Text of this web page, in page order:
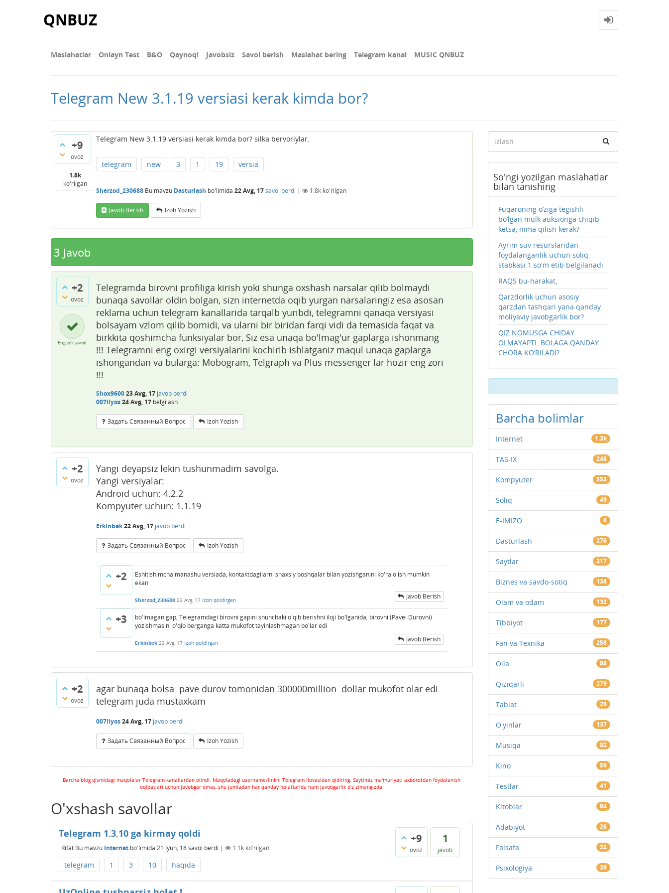
QNBUZ
Maslahatlar Onlayn Test В&О Qaynoq! Javobsiz Savol berish Maslahat bering Telegram kanal MUSIC QNBUZ
Telegram New 3.1.19 versiasi kerak kimda bor?
+9
ovoz
1.8k
ko'rilgan
Telegram New 3.1.19 versiasi kerak kimda bor? silka bervoriylar.
telegram new 3 1 19 versia
Sherzod_230688 Bu mavzu Dasturlash bo'limida 22 Avg, 17savol berdi | 1.8k ko'rilgan
Javob Berish Izoh Yozish
3 Javob
+2
ovoz
Eng zo'r javob
Telegramda birovni profiliga kirish yoki shunga oxshash narsalar qilib bolmaydi
bunaqa savollar oldin bolgan, sizn internetda oqib yurgan narsalaringiz esa asosan
reklama uchun telegram kanallarida tarqalb yuribdi, telegramni qanaqa versiyasi
bolsayam vzlom qilib bomidi, va ularni bir biridan farqi vidi da temasida faqat va
birkkita qoshimcha funksiyalar bor, Siz esa unaqa bo'lmag'ur gaplarga ishonmang
!!! Telegramni eng oxirgi versiyalarini kochirib ishlatganiz maqul unaqa gaplarga
ishongandan va bularga: Mobogram, Telgraph va Plus messenger lar hozir eng zori
!!!
Shox960023 Avg, 17 javob berdi
007ilyos24 Avg, 17 belgilash
Задать Связанный Вопрос Izoh Yozish
+2
ovoz
Yangi deyapsiz lekin tushunmadim savolga.
Yangi versiyalar:
Android uchun: 4.2.2
Kompyuter uchun: 1.1.19
Erkinbek22 Avg, 17 javob berdi
Задать Связанный Вопрос Izoh Yozish
+2
Eshitishimcha manashu versiada, kontaktdagilarni shaxsiy boshqalar bilan yozishganini ko'ra olish mumkin
ekan
Sherzod_230688 23 Avg, 17 Izoh qoldirgan Javob Berish
+3
bo'lmagan gap, Telegramdagi birovni gapini shunchaki o'qib berishni iloji bo'lganida, birovni (Pavel Durovni)
yozishmasini o'qib berganga katta mukofot tayinlashmagan bo'lar edi
Erkinbek 23 Avg, 17 Izoh qoldirgan Javob Berish
+2
ovoz
agar bunaqa bolsa pave durov tomonidan 300000million dollar mukofot olar edi
telegram juda mustaxkam
007ilyos24 Avg, 17 javob berdi
Задать Связанный Вопрос Izoh Yozish
Barcha blog qismidagi maqolalar Telegram kanallardan olindi. Maqoladagi username/linkni Telegram ilovasidan qidiring. Saytimiz ma'muriyati axborotdan foydalanish
oqibatlari uchun javobgar emas, shu jumladan har qanday holatlarida ham javobgarlik o'z zimangizda.
O'xshash savollar
+9
ovoz
1
javob
Telegram 1.3.10 ga kirmay qoldi
Rifat Bu mavzu Internet bo'limida 21 Iyun, 18savol berdi | 1.1k ko'rilgan
telegram 1 3 10 haqida
So'ngi yozilgan maslahatlar
bilan tanishing
Fuqaroning o‘ziga tegishli
bo‘lgan mulk auksionga chiqib
ketsa, nima qilish kerak?
Ayrim suv resurslaridan
foydalanganlik uchun soliq
stabkasi 1 so'm etib belgilanadi
RAQS bu-harakat,
Qarzdorlik uchun asosiy
qarzdan tashqari yana qanday
moliyaviy javobgarlik bor?
QIZ NOMUSGA CHIDAY
OLMAYAPTI. BOLAGA QANDAY
CHORA KO‘RILADI?
Barcha bolimlar
Internet 1.3k
TAS-IX 248
Kompyuter 553
Soliq 49
E-IMIZO 6
Dasturlash 276
Saytlar 217
Biznes va savdo-sotiq 138
Olam va odam 132
Tibbiyot 177
Fan va Texnika 258
Oila 88
Qiziqarli 279
Tabiat 26
O'yinlar 137
Musiqa 82
Kino 59
Testlar 41
Kitoblar 94
Adabiyot 26
Falsafa 32
Psixologiya 39